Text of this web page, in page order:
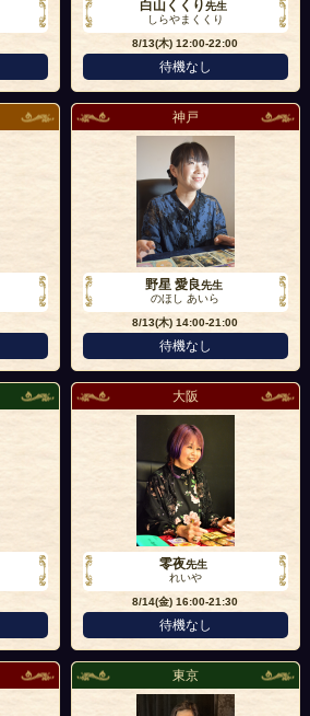
白山くくり先生
しらやまくくり
8/13(木)12:00-22:00
待機なし
神戸
野星 愛良先生
のほし あいら
8/13(木)14:00-21:00
待機なし
大阪
零夜先生
れいや
8/14(金)16:00-21:30
待機なし
東京